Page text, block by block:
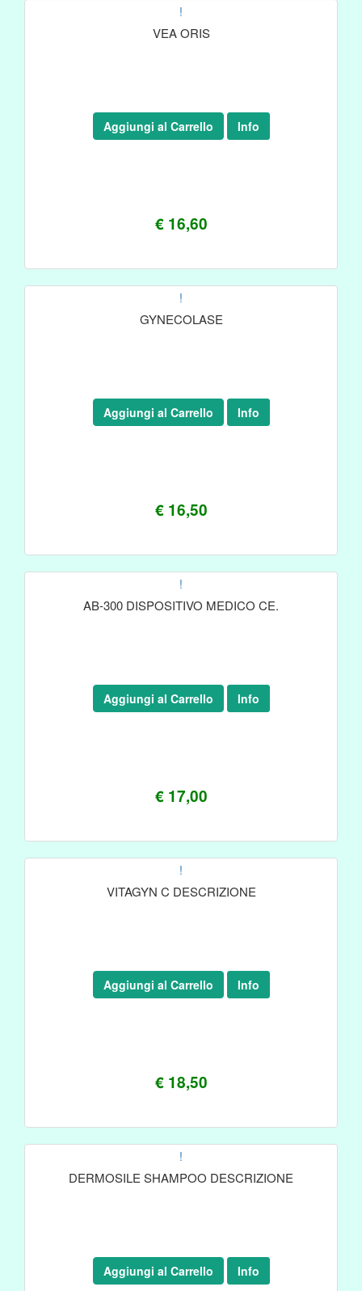
!
VEA ORIS
€ 16,60
Aggiungi al Carrello Info
!
GYNECOLASE
€ 16,50
Aggiungi al Carrello Info
!
AB-300 DISPOSITIVO MEDICO CE.
€ 17,00
Aggiungi al Carrello Info
!
VITAGYN C DESCRIZIONE
€ 18,50
Aggiungi al Carrello Info
!
DERMOSILE SHAMPOO DESCRIZIONE
Aggiungi al Carrello Info